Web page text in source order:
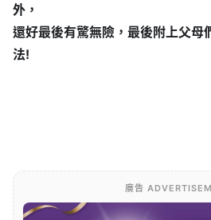
外，
還好最後有驚無險，最後附上父母
法!
廣告